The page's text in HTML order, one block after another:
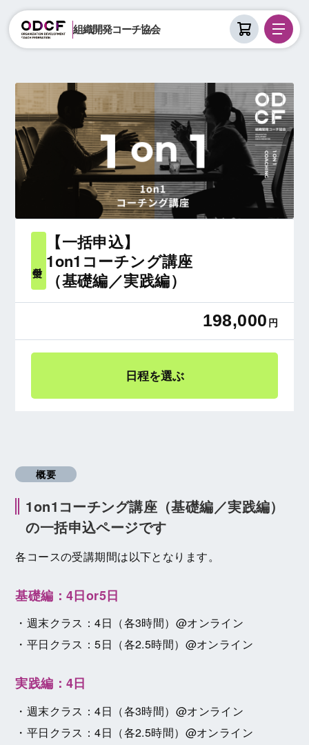
組織開発コーチ協会
【一括申込】
1on1コーチング講座
（基礎編／実践編）
198,000 円
日程を選ぶ
概要
1on1コーチング講座（基礎編／実践編）
の一括申込ページです
各コースの受講期間は以下となります。
基礎編：4日or5日
・週末クラス：4日（各3時間）@オンライン
・平日クラス：5日（各2.5時間）@オンライン
実践編：4日
・週末クラス：4日（各3時間）@オンライン
・平日クラス：4日（各2.5時間）@オンライン